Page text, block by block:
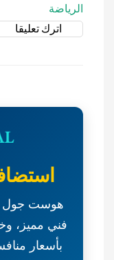
الرياضة
اترك تعليقا
هوست جول
فني مميز،
بأسعار